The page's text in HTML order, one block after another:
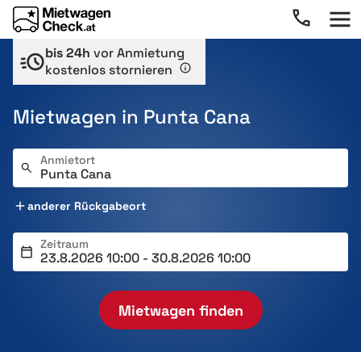
bis 24h vor Anmietung
kostenlos stornieren
Mietwagen in Punta Cana
Anmietort
anderer Rückgabeort
Zeitraum
Mietwagen finden